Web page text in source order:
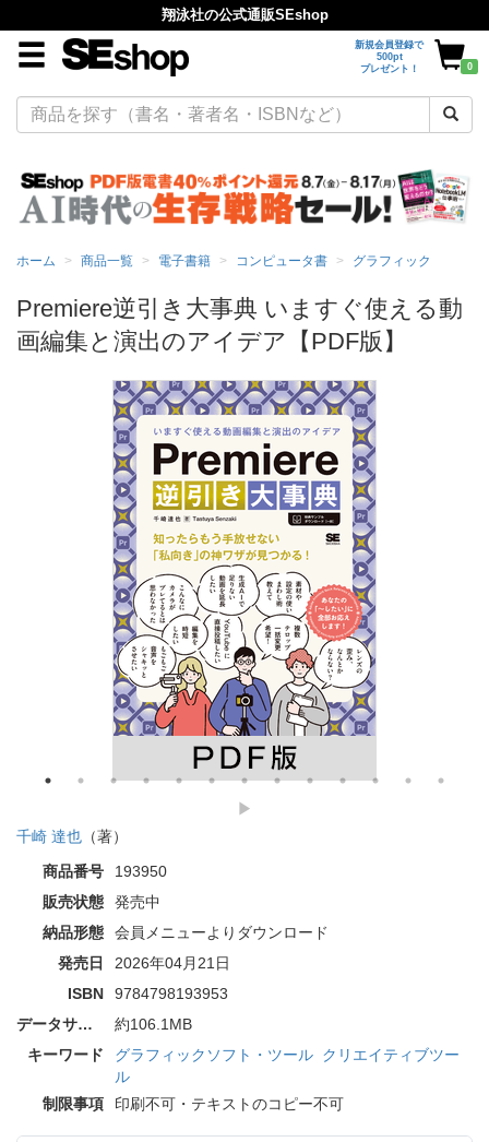
翔泳社の公式通販SEshop
新規会員登録で
500pt
プレゼント！
0
ホーム 商品一覧 電子書籍 コンピュータ書 グラフィック
Premiere逆引き大事典 いますぐ使える動
画編集と演出のアイデア【PDF版】
千崎 達也 （著）
商品番号
193950
販売状態
発売中
納品形態
会員メニューよりダウンロード
発売日
2026年04月21日
ISBN
9784798193953
データサイズ
約106.1MB
キーワード
グラフィックソフト・ツール クリエイティブツー
ル
制限事項
印刷不可・テキストのコピー不可